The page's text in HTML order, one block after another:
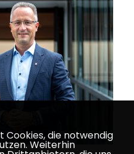
Cookies, die notwendig
Weiterhin